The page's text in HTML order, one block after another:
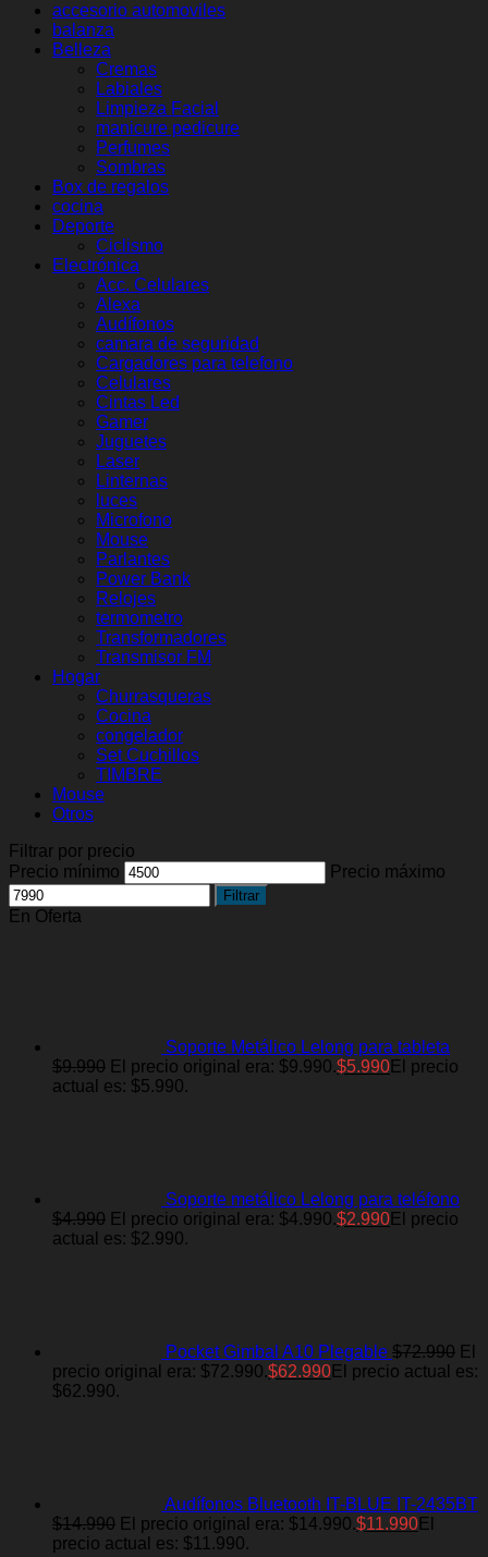
accesorio automoviles
balanza
Belleza
Cremas
Labiales
Limpieza Facial
manicure pedicure
Perfumes
Sombras
Box de regalos
cocina
Deporte
Ciclismo
Electrónica
Acc. Celulares
Alexa
Audífonos
camara de seguridad
Cargadores para telefono
Celulares
Cintas Led
Gamer
Juguetes
Laser
Linternas
luces
Microfono
Mouse
Parlantes
Power Bank
Relojes
termometro
Transformadores
Transmisor FM
Hogar
Churrasqueras
Cocina
congelador
Set Cuchillos
TIMBRE
Mouse
Otros
Filtrar por precio
Precio mínimo
Precio máximo
Filtrar
En Oferta
Soporte Metálico Lelong para tableta
$9.990 El precio original era: $9.990.$5.990El precio
actual es: $5.990.
Soporte metálico Lelong para teléfono
$4.990 El precio original era: $4.990.$2.990El precio
actual es: $2.990.
Pocket Gimbal A10 Plegable $72.990 El
precio original era: $72.990.$62.990El precio actual es:
$62.990.
Audífonos Bluetooth IT-BLUE IT-2435BT
$14.990 El precio original era: $14.990.$11.990El
precio actual es: $11.990.